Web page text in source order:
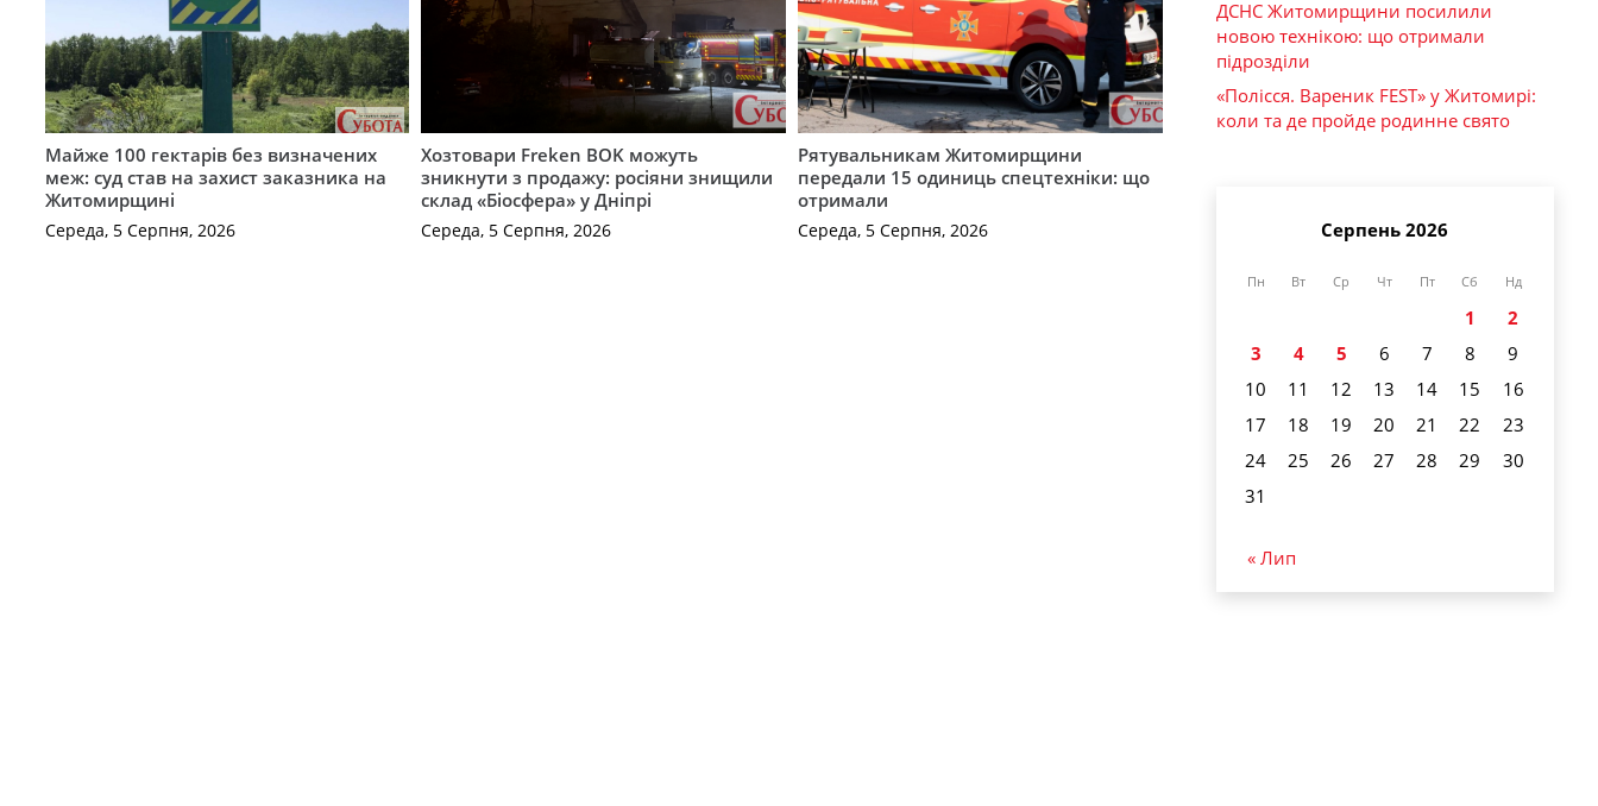
Майже 100 гектарів без визначених
меж: суд став на захист заказника на
Житомирщині
Середа, 5 Серпня, 2026
Хозтовари Freken BOK можуть
зникнути з продажу: росіяни знищили
склад «Біосфера» у Дніпрі
Середа, 5 Серпня, 2026
Рятувальникам Житомирщини
передали 15 одиниць спецтехніки: що
отримали
Середа, 5 Серпня, 2026
ДСНС Житомирщини посилили
новою технікою: що отримали
підрозділи
«Полісся. Вареник FEST» у Житомирі:
коли та де пройде родинне свято
Серпень 2026
Пн Вт Ср Чт Пт Сб Нд
1
2
3
4 5 6 7 8
9
10
11 12 13 14 15
16
17
18 19 20 21 22
23
24
25 26 27 28 29
30
31
« Лип